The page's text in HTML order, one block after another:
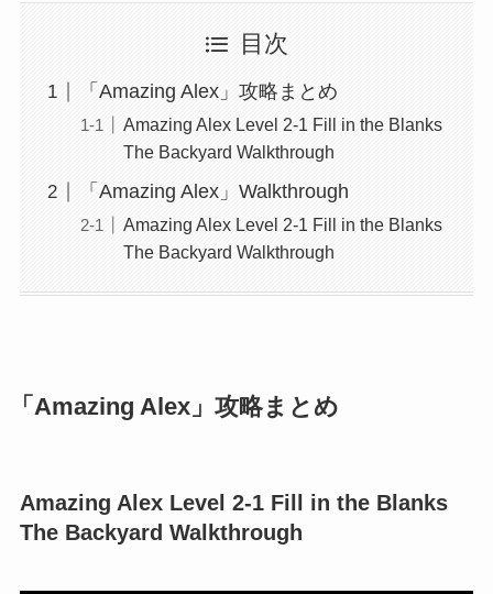
目次
「Amazing Alex」攻略まとめ
Amazing Alex Level 2-1 Fill in the Blanks
The Backyard Walkthrough
「Amazing Alex」Walkthrough
Amazing Alex Level 2-1 Fill in the Blanks
The Backyard Walkthrough
「Amazing Alex」攻略まとめ
Amazing Alex Level 2-1 Fill in the Blanks
The Backyard Walkthrough